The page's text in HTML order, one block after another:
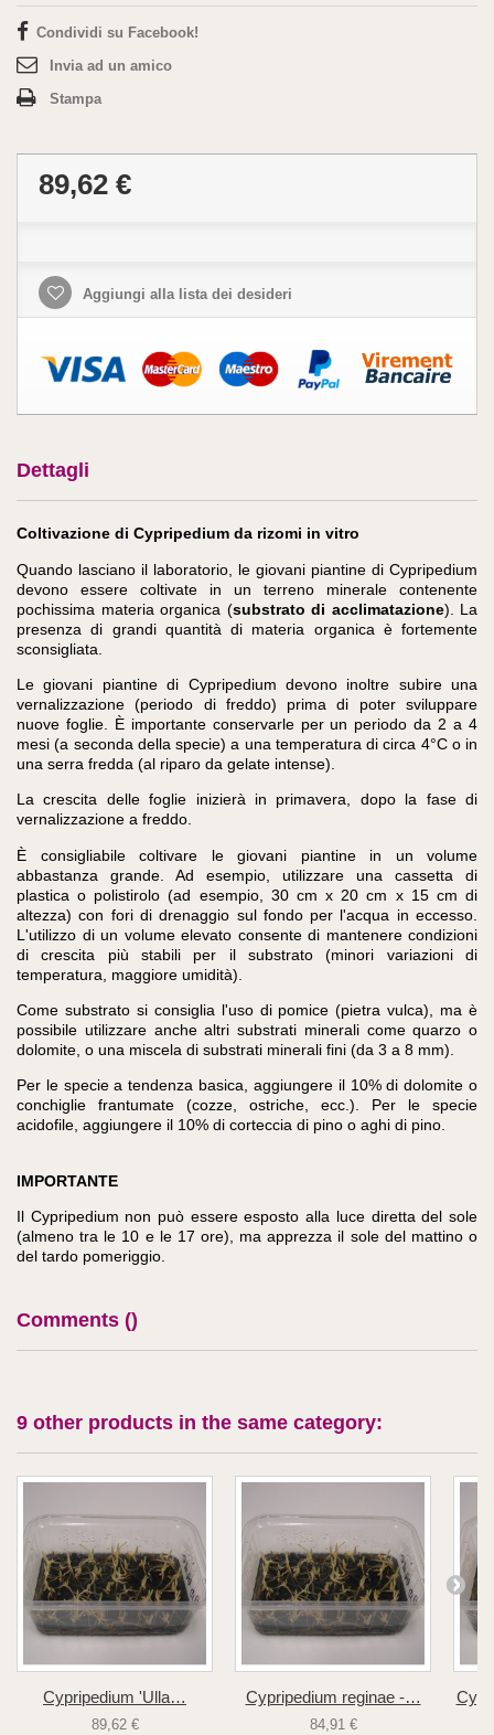
Condividi su Facebook!
Invia ad un amico
Stampa
89,62 €
Aggiungi alla lista dei desideri
Dettagli
Coltivazione di Cypripedium da rizomi in vitro
Quando lasciano il laboratorio, le giovani piantine di Cypripedium
devono essere coltivate in un terreno minerale contenente
pochissima materia organica (substrato di acclimatazione). La
presenza di grandi quantità di materia organica è fortemente
sconsigliata.
Le giovani piantine di Cypripedium devono inoltre subire una
vernalizzazione (periodo di freddo) prima di poter sviluppare
nuove foglie. È importante conservarle per un periodo da 2 a 4
mesi (a seconda della specie) a una temperatura di circa 4°C o in
una serra fredda (al riparo da gelate intense).
La crescita delle foglie inizierà in primavera, dopo la fase di
vernalizzazione a freddo.
È consigliabile coltivare le giovani piantine in un volume
abbastanza grande. Ad esempio, utilizzare una cassetta di
plastica o polistirolo (ad esempio, 30 cm x 20 cm x 15 cm di
altezza) con fori di drenaggio sul fondo per l'acqua in eccesso.
L'utilizzo di un volume elevato consente di mantenere condizioni
di crescita più stabili per il substrato (minori variazioni di
temperatura, maggiore umidità).
Come substrato si consiglia l'uso di pomice (pietra vulca), ma è
possibile utilizzare anche altri substrati minerali come quarzo o
dolomite, o una miscela di substrati minerali fini (da 3 a 8 mm).
Per le specie a tendenza basica, aggiungere il 10% di dolomite o
conchiglie frantumate (cozze, ostriche, ecc.). Per le specie
acidofile, aggiungere il 10% di corteccia di pino o aghi di pino.
IMPORTANTE
Il Cypripedium non può essere esposto alla luce diretta del sole
(almeno tra le 10 e le 17 ore), ma apprezza il sole del mattino o
del tardo pomeriggio.
Comments ()
9 other products in the same category:
Cypripedium 'Ulla…
89,62 €
Cypripedium reginae -…
84,91 €